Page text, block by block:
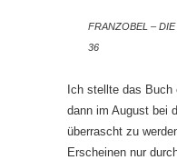
FRANZOBEL –
36
Ich stellte das
dann im August bei
überrascht zu
Erscheinen nur